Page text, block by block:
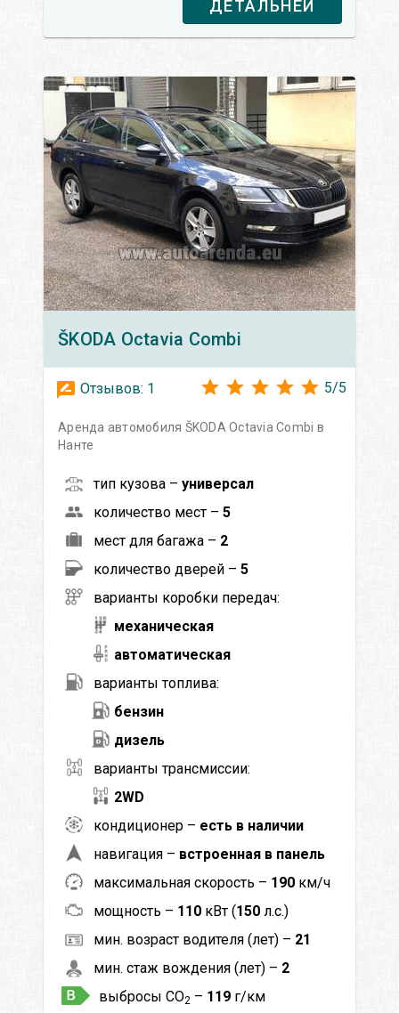
ДЕТАЛЬНЕЙ
ŠKODA Octavia Сombi
Отзывов: 1 5/5
Аренда автомобиля ŠKODA Octavia Сombi в
Нанте
тип кузова – универсал
количество мест – 5
мест для багажа – 2
количество дверей – 5
варианты коробки передач:
механическая
автоматическая
варианты топлива:
бензин
дизель
варианты трансмиссии:
2WD
кондиционер – есть в наличии
навигация – встроенная в панель
максимальная скорость – 190 км/ч
мощность – 110 кВт (150 л.с.)
мин. возраст водителя (лет) – 21
мин. стаж вождения (лет) – 2
выбросы CO2 – 119 г/км